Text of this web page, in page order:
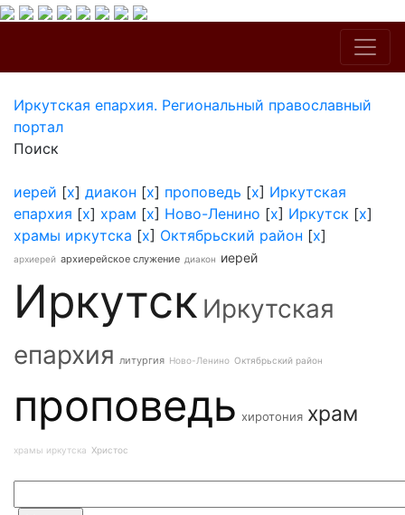
Иркутская епархия. Региональный православный
портал
Поиск
иерей [x] диакон [x] проповедь [x] Иркутская
епархия [x] храм [x] Ново-Ленино [x] Иркутск [x]
храмы иркутска [x] Октябрьский район [x]
архиерей архиерейское служение диакон иерей
Иркутск Иркутская
епархия литургия Ново-Ленино Октябрьский район
проповедь хиротония храм
храмы иркутска Христос